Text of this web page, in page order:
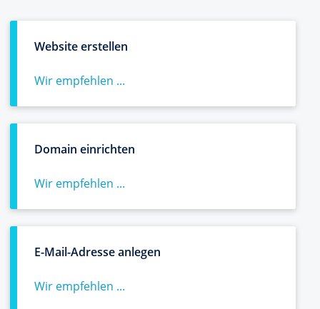
Website erstellen
Wir empfehlen ...
Domain einrichten
Wir empfehlen ...
E-Mail-Adresse anlegen
Wir empfehlen ...